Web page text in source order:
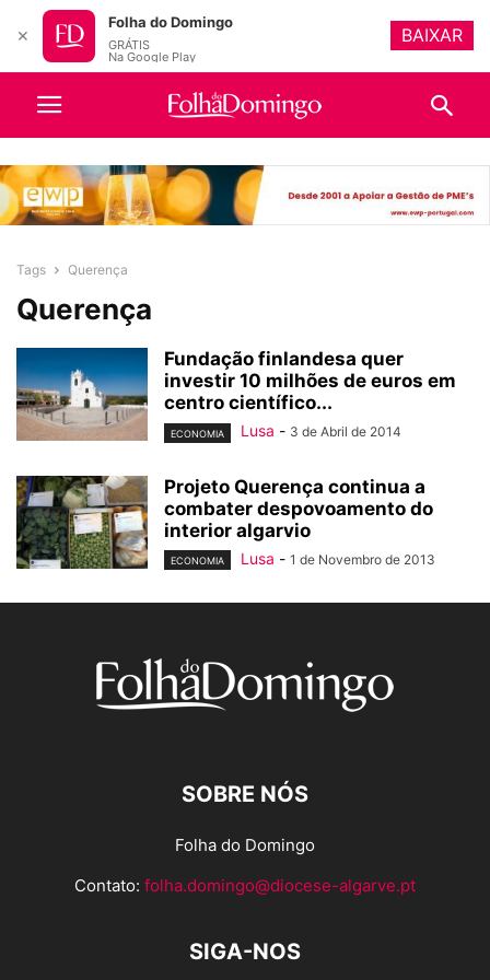
Tags Querença
Querença
Fundação finlandesa quer
investir 10 milhões de euros em
centro científico...
ECONOMIA Lusa - 3 de Abril de 2014
Projeto Querença continua a
combater despovoamento do
interior algarvio
ECONOMIA Lusa - 1 de Novembro de 2013
SOBRE NÓS
Folha do Domingo
Contato: folha.domingo@diocese-algarve.pt
SIGA-NOS
✕
Folha do Domingo
GRÁTIS
Na Google Play
BAIXAR